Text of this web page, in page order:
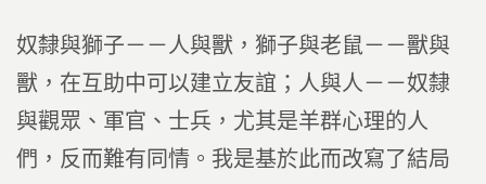
奴隸與獅子－－人與獸，獅子與老鼠－－獸與
獸，在互助中可以建立友誼；人與人－－奴隸
與觀眾、軍官、士兵，尤其是羊群心理的人
們，反而難有同情。我是基於此而改寫了結局